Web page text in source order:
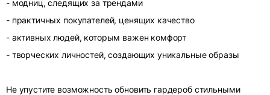
- модниц, следящих за трендами
- практичных покупателей, ценящих качество
- активных людей, которым важен комфорт
- творческих личностей, создающих уникальные образы
Не упустите возможность обновить гардероб стильными